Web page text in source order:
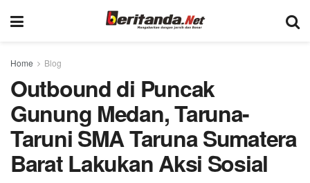
Home Blog
Outbound di Puncak
Gunung Medan, Taruna-
Taruni SMA Taruna Sumatera
Barat Lakukan Aksi Sosial